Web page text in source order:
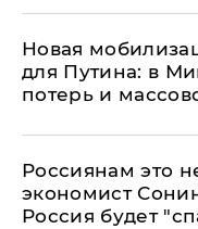
​Новая
для Путина: в
потерь и
Россиянам это
экономист
Россия будет